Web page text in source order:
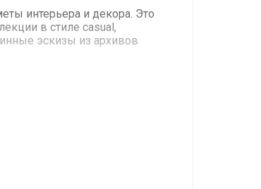
интерьера и декора. Это
в стиле casual,
эскизы из архивов